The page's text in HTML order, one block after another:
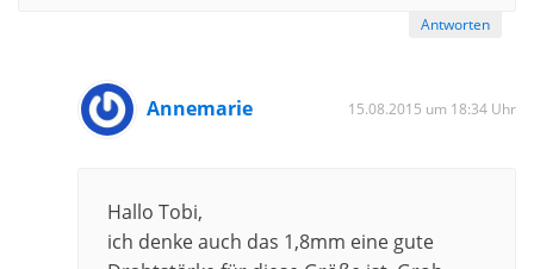
Antworten
Annemarie 15.08.2015 um 18:34 Uhr
Hallo Tobi,
ich denke auch das 1,8mm eine gute